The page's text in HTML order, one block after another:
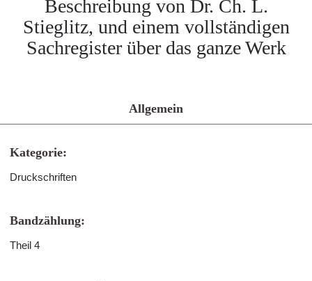
Beschreibung von Dr. Ch. L.
Stieglitz, und einem vollständigen
Sachregister über das ganze Werk
Allgemein
Kategorie:
Druckschriften
Bandzählung:
Theil 4